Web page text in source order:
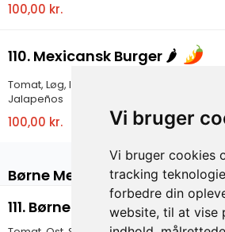
Vi bruger
Vi bruger cookies
tracking
forbedre din
website, til at vise
100,00 kr.
110. Mexicansk Burger 🌶️
Tomat, Løg, Iceberg salat, Salsasauce,
Jalapeños
100,00 kr.
Børne Menu
111. Børne Pizza Skinke